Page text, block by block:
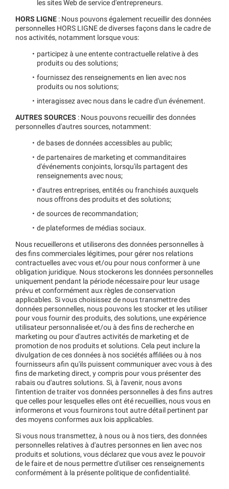
les sites Web de service d'entrepreneurs.
HORS LIGNE : Nous pouvons également recueillir des données
personnelles HORS LIGNE de diverses façons dans le cadre de
nos activités, notamment lorsque vous:
participez à une entente contractuelle relative à des
produits ou des solutions;
fournissez des renseignements en lien avec nos
produits ou nos solutions;
interagissez avec nous dans le cadre d'un événement.
AUTRES SOURCES : Nous pouvons recueillir des données
personnelles d'autres sources, notamment:
de bases de données accessibles au public;
de partenaires de marketing et commanditaires
d'événements conjoints, lorsqu'ils partagent des
renseignements avec nous;
d'autres entreprises, entités ou franchisés auxquels
nous offrons des produits et des solutions;
de sources de recommandation;
de plateformes de médias sociaux.
Nous recueillerons et utiliserons des données personnelles à
des fins commerciales légitimes, pour gérer nos relations
contractuelles avec vous et/ou pour nous conformer à une
obligation juridique. Nous stockerons les données personnelles
uniquement pendant la période nécessaire pour leur usage
prévu et conformément aux règles de conservation
applicables. Si vous choisissez de nous transmettre des
données personnelles, nous pouvons les stocker et les utiliser
pour vous fournir des produits, des solutions, une expérience
utilisateur personnalisée et/ou à des fins de recherche en
marketing ou pour d'autres activités de marketing et de
promotion de nos produits et solutions. Cela peut inclure la
divulgation de ces données à nos sociétés affiliées ou à nos
fournisseurs afin qu'ils puissent communiquer avec vous à des
fins de marketing direct, y compris pour vous présenter des
rabais ou d'autres solutions. Si, à l'avenir, nous avons
l'intention de traiter vos données personnelles à des fins autres
que celles pour lesquelles elles ont été recueillies, nous vous en
informerons et vous fournirons tout autre détail pertinent par
des moyens conformes aux lois applicables.
Si vous nous transmettez, à nous ou à nos tiers, des données
personnelles relatives à d'autres personnes en lien avec nos
produits et solutions, vous déclarez que vous avez le pouvoir
de le faire et de nous permettre d'utiliser ces renseignements
conformément à la présente politique de confidentialité.